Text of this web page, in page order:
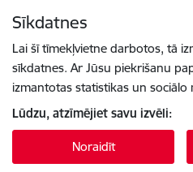
Sīkdatnes
Lai šī tīmekļvietne darbotos, tā
sīkdatnes. Ar Jūsu piekrišanu
izmantotas statistikas un sociālo
Lūdzu, atzīmējiet savu izvēli:
Noraidīt